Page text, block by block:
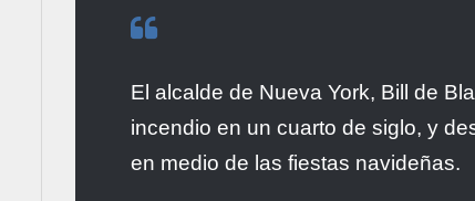
El alcalde de Nueva York, Bill de
incendio en un cuarto de siglo, y
en medio de las fiestas navideñas.